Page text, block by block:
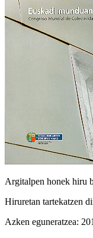
Argitalpen honek hiru
Hiruretan tartekatzen
Azken eguneratzea: